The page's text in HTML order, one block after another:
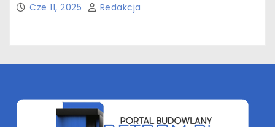
Cze 11, 2025 Redakcja